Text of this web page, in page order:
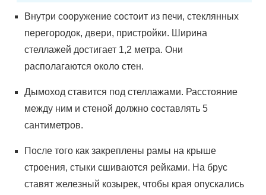
Внутри сооружение состоит из печи, стеклянных
перегородок, двери, пристройки. Ширина
стеллажей достигает 1,2 метра. Они
располагаются около стен.
Дымоход ставится под стеллажами. Расстояние
между ним и стеной должно составлять 5
сантиметров.
После того как закреплены рамы на крыше
строения, стыки сшиваются рейками. На брус
ставят железный козырек, чтобы края опускались